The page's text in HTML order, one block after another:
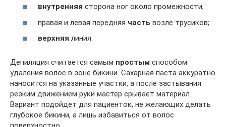
внутренняя сторона ног около промежности;
правая и левая передняя часть возле трусиков;
верхняя линия.
Депиляция считается самым простым способом
удаления волос в зоне бикини. Сахарная паста аккуратно
наносится на указанные участки, а после застывания
резким движением руки мастер срывает материал.
Вариант подойдет для пациенток, не желающих делать
глубокое бикини, а лишь избавиться от волос